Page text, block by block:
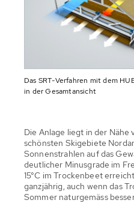
Das SRT-Verfahren mit dem
in der Gesamtansicht
Die Anlage liegt in der Nähe
schönsten Skigebiete
Sonnenstrahlen auf das
deutlicher Minusgrade im
15°C im Trockenbeet
ganzjährig, auch wenn das
Sommer naturgemäss